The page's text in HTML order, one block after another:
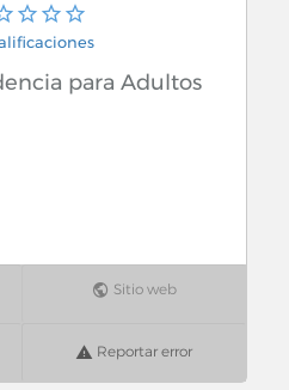
para Adultos
Sitio web
Reportar error